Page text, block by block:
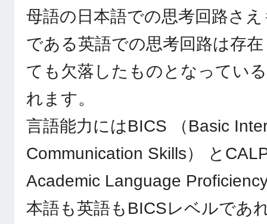
母語の日本語での思考回路さ
である英語での思考回路は存
ても欠落したものとなってい
れます。
言語能力にはBICS （Basic
Communication Skills） と
Academic Language
本語も英語もBICSレベルであ